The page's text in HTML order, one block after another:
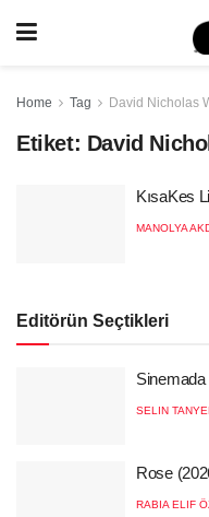
Home Tag David Nicholas
Etiket: David
KısaKes
MANOLYA
Editörün Seçtikleri
Sinemada
SELIN
Rose
RABIA ELIF